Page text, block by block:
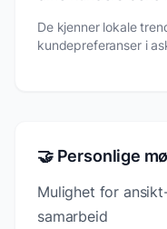
De kjenner lokale
kundepreferanser i
🤝 Personlige
Mulighet for
samarbeid